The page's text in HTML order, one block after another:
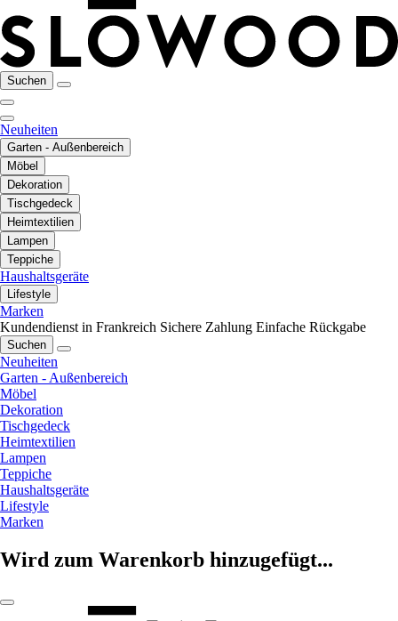
Suchen
Neuheiten
Garten - Außenbereich
Möbel
Dekoration
Tischgedeck
Heimtextilien
Lampen
Teppiche
Haushaltsgeräte
Lifestyle
Marken
Kundendienst in Frankreich Sichere Zahlung Einfache Rückgabe
Suchen
Neuheiten
Garten - Außenbereich
Möbel
Dekoration
Tischgedeck
Heimtextilien
Lampen
Teppiche
Haushaltsgeräte
Lifestyle
Marken
Wird zum Warenkorb hinzugefügt...